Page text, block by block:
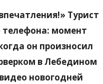
Турист
телефона: момент
он произносил
в Лебедином
новогодней